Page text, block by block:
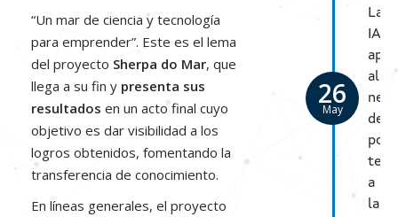
“Un mar de ciencia y tecnología
para emprender”. Este es el lema
del proyecto Sherpa do Mar, que
llega a su fin y presenta sus
resultados en un acto final cuyo
objetivo es dar visibilidad a los
logros obtenidos, fomentando la
transferencia de conocimiento.
En líneas generales, el proyecto
26
May
La
IA
al
del
a
la